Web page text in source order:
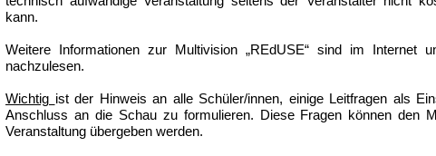
kann.
Weitere Informationen zur Multivision „REdUSE“ sind im Internet
nachzulesen.
Wichtig ist der Hinweis an alle Schüler/innen, einige Leitfragen als
Anschluss an die Schau zu formulieren. Diese Fragen können den
Veranstaltung übergeben werden.